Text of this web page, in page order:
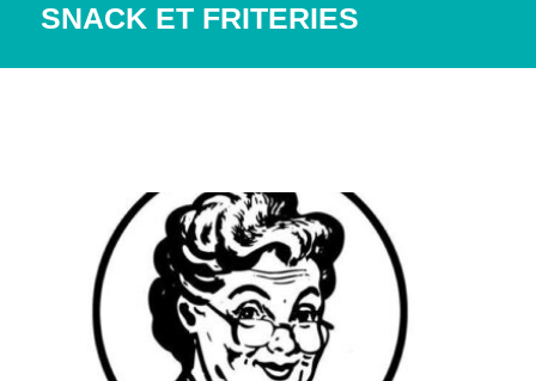
SNACK ET FRITERIES